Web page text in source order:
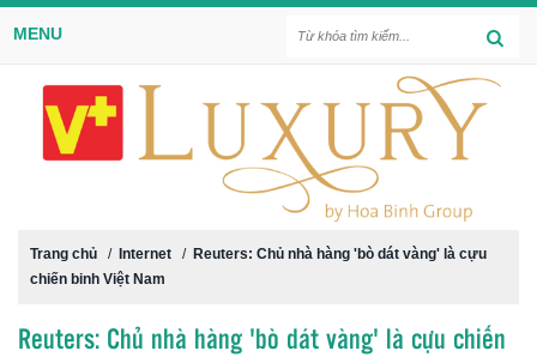
MENU
Trang chủ / Internet / Reuters: Chủ nhà hàng 'bò dát vàng' là cựu
chiến binh Việt Nam
Reuters: Chủ nhà hàng 'bò dát vàng' là cựu chiến